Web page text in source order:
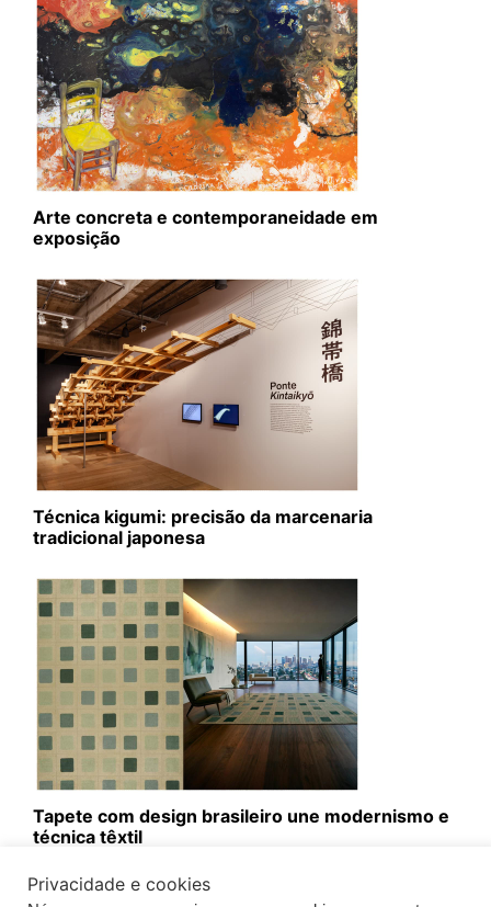
Arte concreta e contemporaneidade em
exposição
Técnica kigumi: precisão da marcenaria
tradicional japonesa
Tapete com design brasileiro une modernismo e
técnica têxtil
Privacidade e cookies